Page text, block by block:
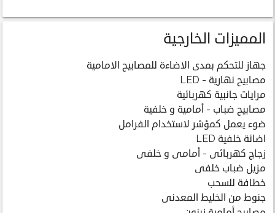
المميزات الخارجية
جهاز للتحكم بمدى الاضاءة للمصابيح الامامية
مصابيح نهارية - LED
مرايات جانبية كهربائية
مصابيح ضباب - أمامية و خلفية
ضوء يعمل كمؤشر لاستخدام الفرامل
اضائة خلفية LED
زجاج كهربائى - أمامى و خلفى
مزيل ضباب خلفى
خطافة للسحب
جنوط من الخليط المعدنى